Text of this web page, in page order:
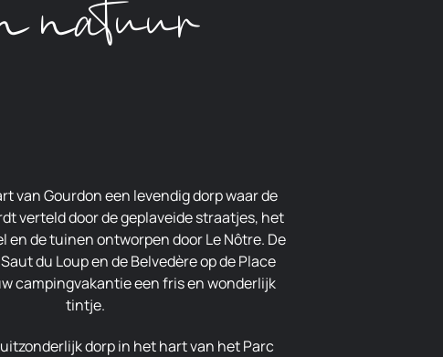
natuur
verteld door de geplaveide straatjes, het
en de tuinen ontworpen door Le Nôtre. De
du Loup en de Belvedère op de Place
campingvakantie een fris en wonderlijk
tintje.